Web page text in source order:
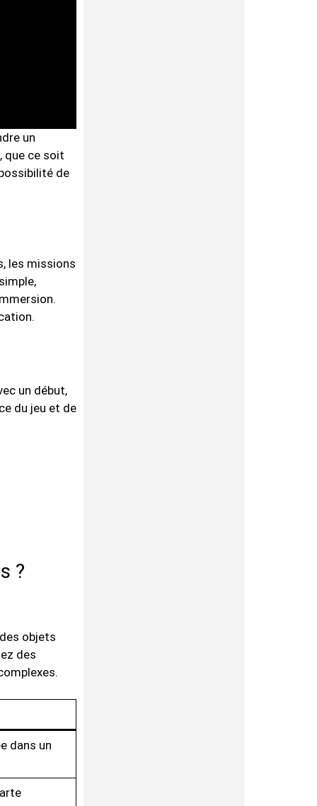
un
que ce soit
de
les missions
un début,
du jeu et de
?
objets
des
dans un